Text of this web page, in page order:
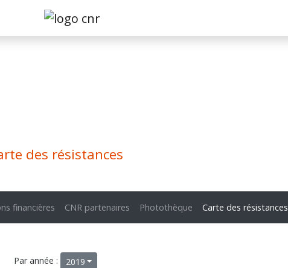
des résistances
financières CNR partenaires Photothèque Carte des résistances
Par année : 2019